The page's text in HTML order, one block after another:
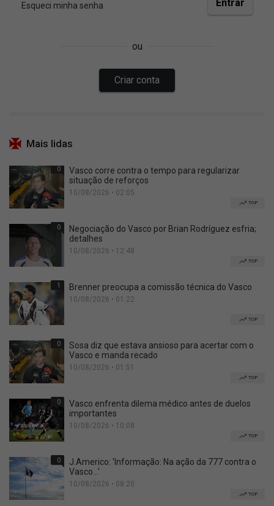
Mais lidas
0
Vasco corre contra o tempo para regularizar
situação de reforços
10/08/2026 • 02:05
TOP
0
Negociação do Vasco por Brian Rodríguez esfria;
detalhes
10/08/2026 • 12:48
TOP
1 Brenner preocupa a comissão técnica do Vasco
10/08/2026 • 01:22
TOP
0
Sosa diz que estava ansioso para acertar com o
Vasco e manda recado
10/08/2026 • 01:51
TOP
0
Vasco enfrenta dilema médico antes de duelos
importantes
10/08/2026 • 10:08
TOP
0
J.Americo: 'Informação: Na ação da 777 contra o
Vasco...'
10/08/2026 • 08:20
TOP